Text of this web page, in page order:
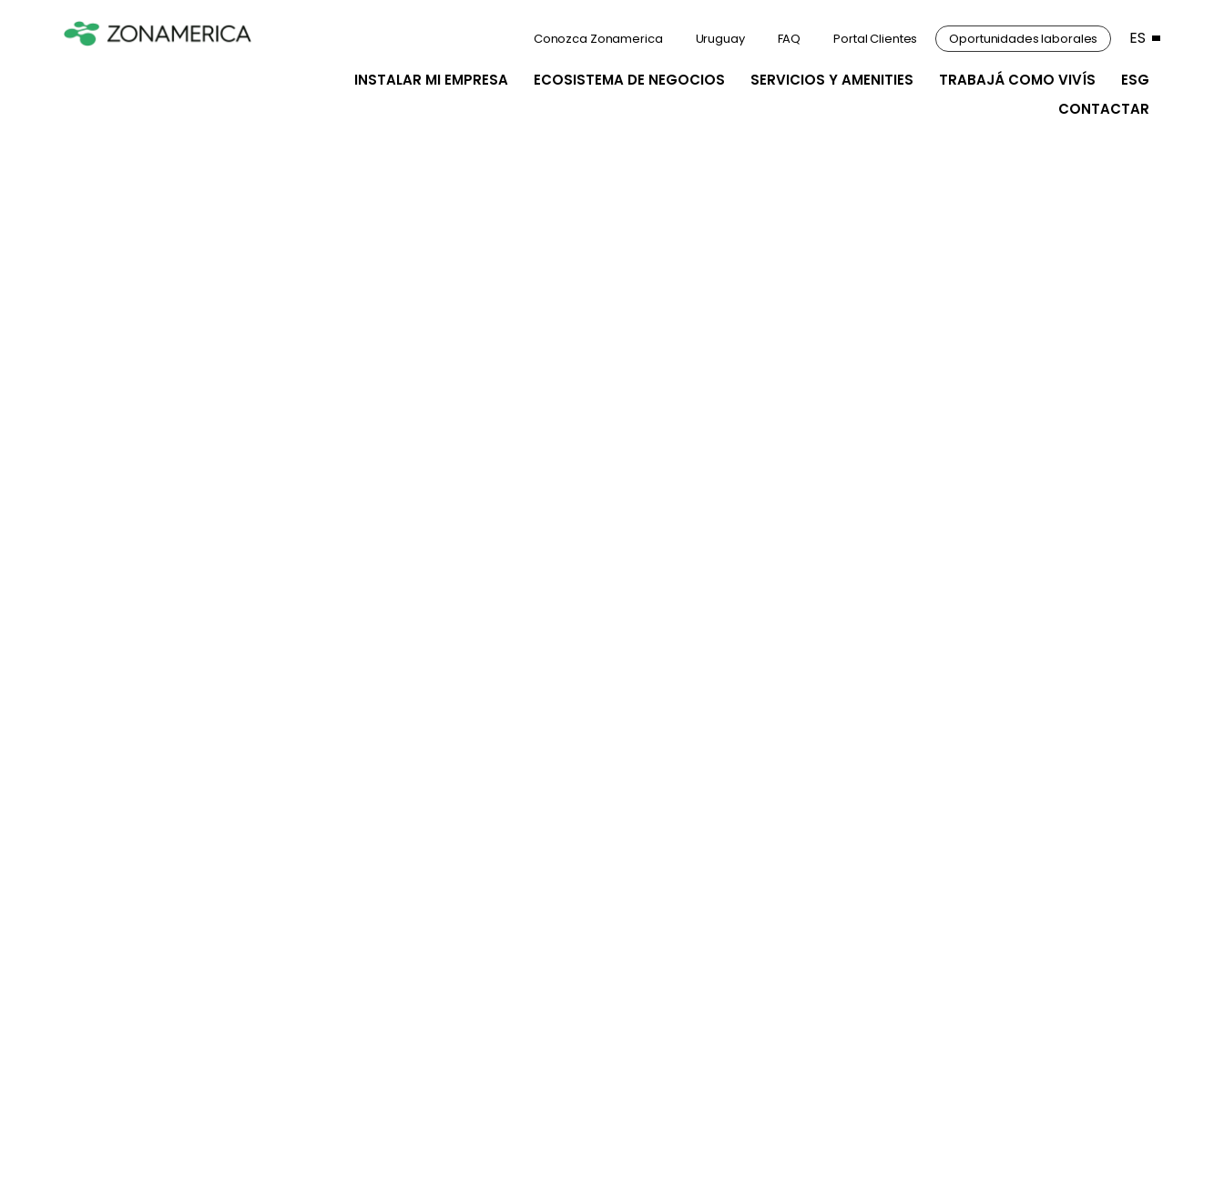
INSTALAR MI EMPRESA ECOSISTEMA DE NEGOCIOS SERVICIOS Y AMENITIES TRABAJÁ COMO VIVÍS
ESG
CONTACTAR
Conozca Zonamerica Uruguay FAQ Portal Clientes Oportunidades laborales ES